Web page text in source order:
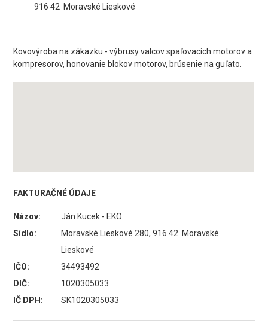
916 42 Moravské Lieskové
Kovovýroba na zákazku - výbrusy valcov spaľovacích motorov a
kompresorov, honovanie blokov motorov, brúsenie na guľato.
FAKTURAČNÉ ÚDAJE
Názov:
Ján Kucek - EKO
Sídlo:
Moravské Lieskové 280, 916 42 Moravské
Lieskové
IČO:
34493492
DIČ:
1020305033
IČ DPH:
SK1020305033